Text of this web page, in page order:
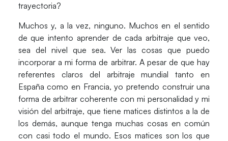
trayectoria?
Muchos y, a la vez, ninguno. Muchos en el sentido
de que intento aprender de cada arbitraje que veo,
sea del nivel que sea. Ver las cosas que puedo
incorporar a mi forma de arbitrar. A pesar de que hay
referentes claros del arbitraje mundial tanto en
España como en Francia, yo pretendo construir una
forma de arbitrar coherente con mi personalidad y mi
visión del arbitraje, que tiene matices distintos a la de
los demás, aunque tenga muchas cosas en común
con casi todo el mundo. Esos matices son los que